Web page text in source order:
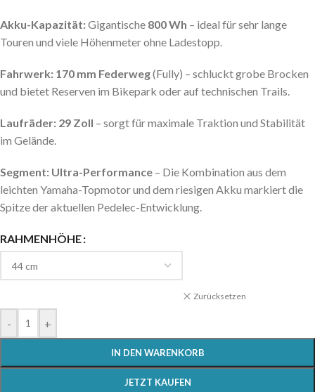
Akku-Kapazität:Gigantische 800 Wh – ideal für sehr lange
Touren und viele Höhenmeter ohne Ladestopp.
Fahrwerk: 170 mm Federweg(Fully) – schluckt grobe Brocken
und bietet Reserven im Bikepark oder auf technischen Trails.
Laufräder: 29 Zoll – sorgt für maximale Traktion und Stabilität
im Gelände.
Segment: Ultra-Performance – Die Kombination aus dem
leichten Yamaha-Topmotor und dem riesigen Akku markiert die
Spitze der aktuellen Pedelec-Entwicklung.
RAHMENHÖHE
Zurücksetzen
- +
IN DEN WARENKORB
JETZT KAUFEN